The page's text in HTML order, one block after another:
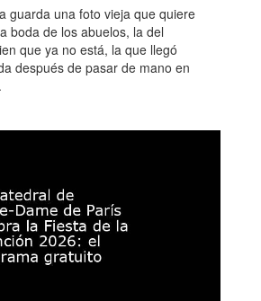
guarda una foto vieja que quiere
boda de los abuelos, la del
que ya no está, la que llegó
después de pasar de mano en